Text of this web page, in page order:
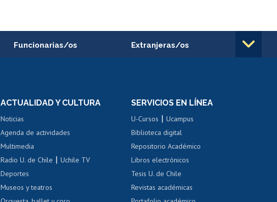
Funcionarias/os
Portal de movilidad interna
Certificado de renta
Certificado de renta
Extranjeras/os
Cursos de español
Acoso laboral, sexual y violencia Denuncias administrativas
ACTUALIDAD Y CULTURA
Noticias
Agenda de actividades
Multimedia
Radio U. de Chile |Uchile TV
Deportes
Museos y teatros
SERVICIOS EN LÍNEA
U-Cursos |Ucampus
Biblioteca digital
Repositorio Académico
Libros electrónicos
Tesis U. de Chile
Revistas académicas